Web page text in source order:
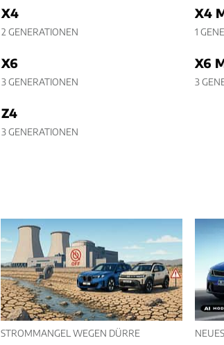
X4
2 GENERATIONEN
X4
1
X6
3 GENERATIONEN
X6
3
Z4
3 GENERATIONEN
STROMMANGEL WEGEN DÜRRE